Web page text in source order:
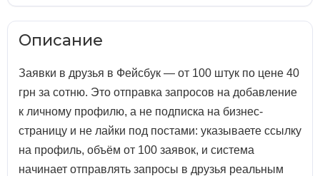
Описание
Заявки в друзья в Фейсбук — от 100 штук по цене 40
грн за сотню. Это отправка запросов на добавление
к личному профилю, а не подписка на бизнес-
страницу и не лайки под постами: указываете ссылку
на профиль, объём от 100 заявок, и система
начинает отправлять запросы в друзья реальным